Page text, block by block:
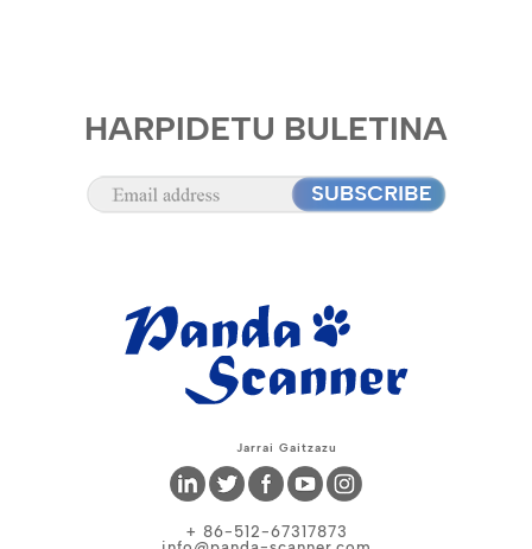
HARPIDETU BULETINA
Jarrai Gaitzazu
+ 86-512-67317873